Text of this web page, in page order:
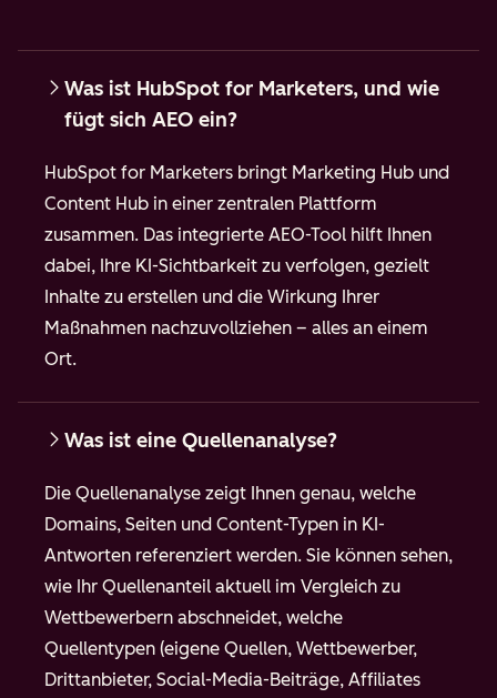
Was ist HubSpot for Marketers, und wie
fügt sich AEO ein?
HubSpot for Marketers bringt Marketing Hub und
Content Hub in einer zentralen Plattform
zusammen. Das integrierte AEO-Tool hilft Ihnen
dabei, Ihre KI-Sichtbarkeit zu verfolgen, gezielt
Inhalte zu erstellen und die Wirkung Ihrer
Maßnahmen nachzuvollziehen – alles an einem
Ort.
Was ist eine Quellenanalyse?
Die Quellenanalyse zeigt Ihnen genau, welche
Domains, Seiten und Content-Typen in KI-
Antworten referenziert werden. Sie können sehen,
wie Ihr Quellenanteil aktuell im Vergleich zu
Wettbewerbern abschneidet, welche
Quellentypen (eigene Quellen, Wettbewerber,
Drittanbieter, Social-Media-Beiträge, Affiliates